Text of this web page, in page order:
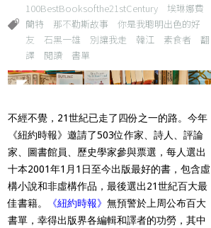
100BestBooksofthe21stCentury
埃琳娜費
蘭特
那不勒斯故事
你是我聰明出色的好
友
石黑一雄 別讓我走 韓江 素食者
翻
譯
閱讀 書單
不經不覺，21世紀已走了四份之一的路。今年
《紐約時報》邀請了503位作家、詩人、評論
家、圖書館員、歷史學家參與票選，每人選出
十本2001年1月1日至今出版最好的書，包含虛
構小說和非虛構作品，最後選出21世紀百大最
佳書籍。
《紐約時報》無預警於上周公布百大
書單，幸得出版界各編輯和譯者的功勞，其中